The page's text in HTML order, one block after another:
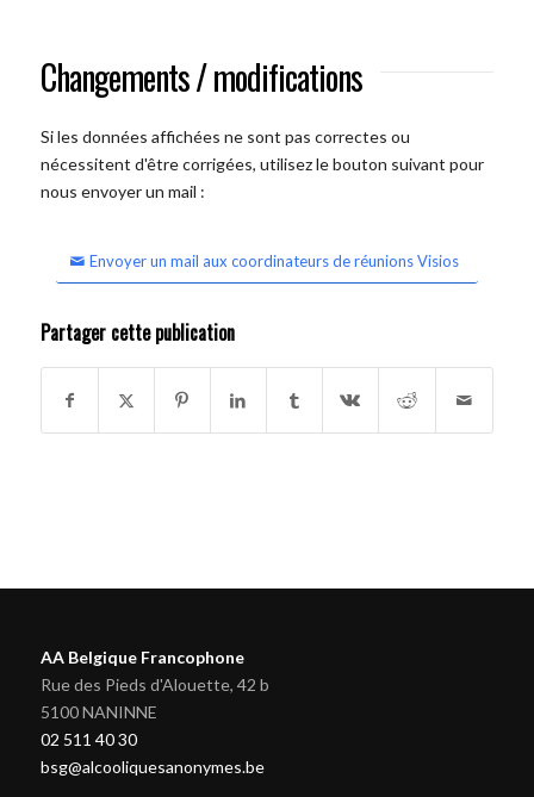
Changements / modifications
Si les données affichées ne sont pas correctes ou
nécessitent d'être corrigées, utilisez le bouton suivant pour
nous envoyer un mail :
Envoyer un mail aux coordinateurs de réunions Visios
Partager cette publication
AA Belgique Francophone
Rue des Pieds d'Alouette, 42 b
5100 NANINNE
02 511 40 30
bsg@alcooliquesanonymes.be